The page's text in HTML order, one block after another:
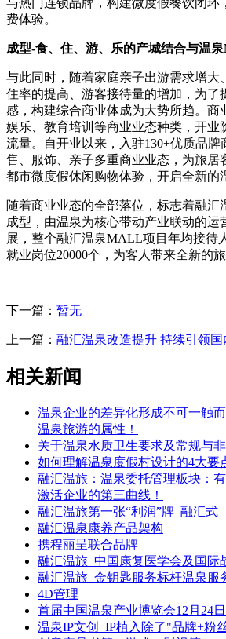
与热门连锁品牌，构建微度假餐饮闭环
费体验。
成型-食、住、游、乐的产城结合与温
与此同时，随着家庭亲子出游需求增大
住率的提高、游客接待量的增加，为了
感，构建综合商业体成为大势所趋。商
娱乐、教育培训等商业业态种类，开业
流量。自开业以来，入驻130+优质品牌
售、服饰、亲子多重商业业态，为旅居
都市微度假休闲购物体验，开启全新的
随着商业业态的全部落位，标志着融
成型，由温泉为核心带动产业联动的运
展，整个融汇温泉MALL项目年均接待
就业岗位20000个，为客人带来全新的旅
下一篇： 暂无
上一篇： 融汇温泉改造提升 持续引领
相关新闻
温泉企业的差异化形成不可一触
温泉旅游的属性！
关于温泉水质卫生要求及常规与
如何理解温泉度假村设计的4大要
融汇温旅：温泉委托管理板块：
激活企业的第三曲线！
融汇温旅第一张“利润”牌_融汇式
融汇温泉康养产品架构
携程丽呈联合品牌
融汇温旅_中国康复医学会及国际
融汇温旅_金钥匙服务标杆温泉服
4D管理
首届中国温泉产业博览会12月24
温泉IP文创_IP植入除了"品牌+粉